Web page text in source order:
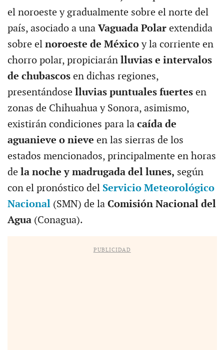
el noroeste y gradualmente sobre el norte del
país, asociado a unaVaguada Polar extendida
sobre el noroeste de Méxicoy la corriente en
chorro polar, propiciarán lluvias e intervalos
de chubascos en dichas regiones,
presentándose lluvias puntuales fuertes en
zonas de Chihuahua y Sonora, asimismo,
existirán condiciones para lacaída de
aguanieve o nieve en las sierras de los
estados mencionados, principalmente en horas
de la noche y madrugada del lunes, según
con el pronóstico del Servicio Meteorológico
Nacional(SMN) de la Comisión Nacional del
Agua(Conagua).
PUBLICIDAD